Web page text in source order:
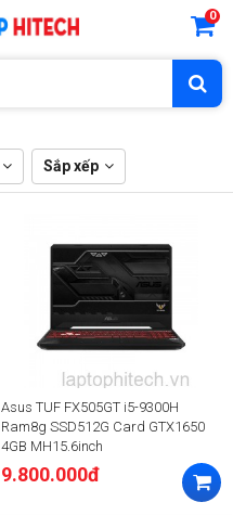
0
Sắp xếp
Asus TUF FX505GT i5-9300H
Ram8g SSD512G Card GTX1650
4GB MH15.6inch
9.800.000đ